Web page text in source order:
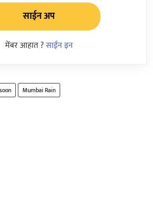
साईन अप
मेंबर आहात ?साईन इन
Mumbai Rain